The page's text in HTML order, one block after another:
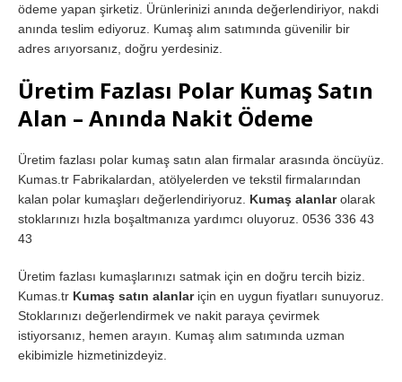
ödeme yapan şirketiz. Ürünlerinizi anında değerlendiriyor, nakdi
anında teslim ediyoruz. Kumaş alım satımında güvenilir bir
adres arıyorsanız, doğru yerdesiniz.
Üretim Fazlası Polar Kumaş Satın
Alan – Anında Nakit Ödeme
Üretim fazlası polar kumaş satın alan firmalar arasında öncüyüz.
Kumas.tr Fabrikalardan, atölyelerden ve tekstil firmalarından
kalan polar kumaşları değerlendiriyoruz. Kumaş alanlarolarak
stoklarınızı hızla boşaltmanıza yardımcı oluyoruz. 0536 336 43
43
Üretim fazlası kumaşlarınızı satmak için en doğru tercih biziz.
Kumas.tr Kumaş satın alanlariçin en uygun fiyatları sunuyoruz.
Stoklarınızı değerlendirmek ve nakit paraya çevirmek
istiyorsanız, hemen arayın. Kumaş alım satımında uzman
ekibimizle hizmetinizdeyiz.